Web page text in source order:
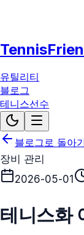
유틸리티
블로그
테니스선수
블로그로 돌아
장비 관리
2026-05-01
테니스화